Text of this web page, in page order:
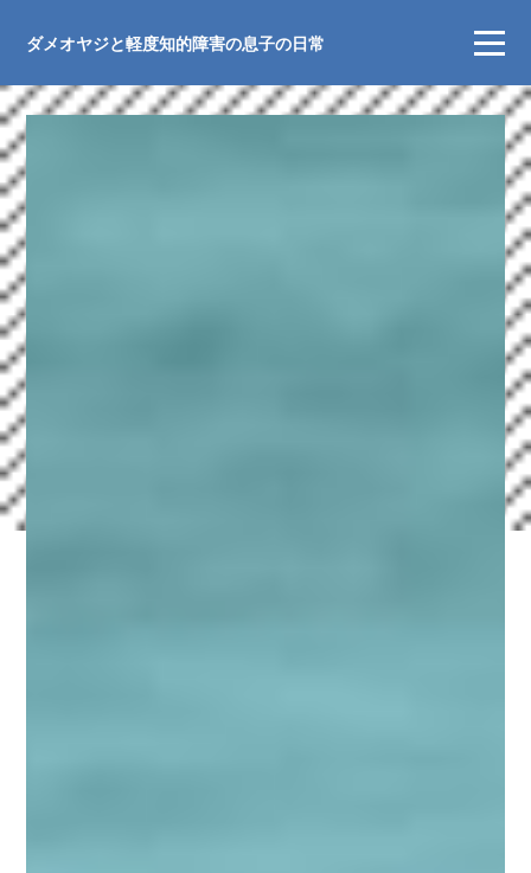
ダメオヤジと軽度知的障害の息子の日常